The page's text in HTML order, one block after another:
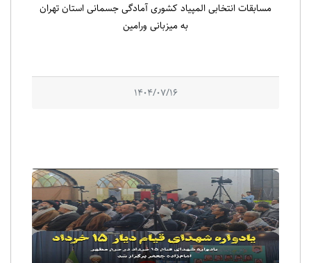
مسابقات انتخابی المپیاد کشوری آمادگی جسمانی استان تهران
به میزبانی ورامین
1404/07/16